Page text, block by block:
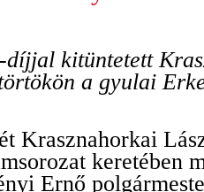
kitüntetett
a gyulai
Krasznahorkai
keretében
Ernő